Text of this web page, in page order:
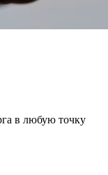
в любую точку